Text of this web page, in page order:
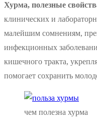
Хурма, полезные
клинических и
малейшим сомнениям,
инфекционных
кишечного тракта,
помогает сохранить
чем полезна хурма